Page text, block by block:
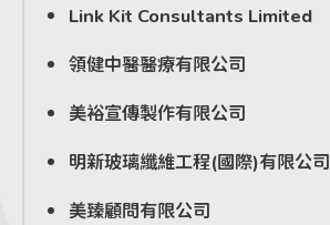
Link Kit Consultants Limited
領健中醫醫療有限公司
美裕宣傳製作有限公司
明新玻璃纖維工程(國際)有限公司
美臻顧問有限公司